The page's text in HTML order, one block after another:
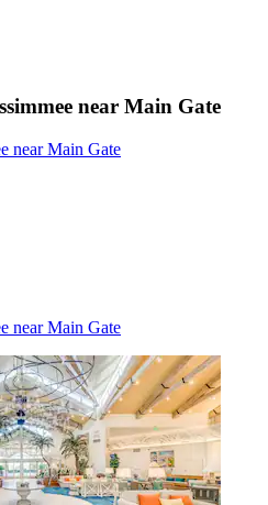
near Main Gate
near Main Gate
near Main Gate